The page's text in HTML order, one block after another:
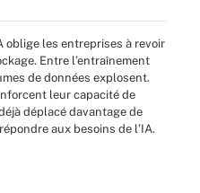
oblige les entreprises à revoir
Entre l’entraînement
de données explosent.
leur capacité de
déplacé davantage de
aux besoins de l’IA.